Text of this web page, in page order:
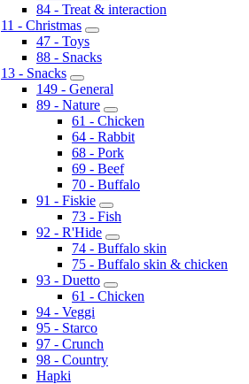
84 - Treat & interaction
11 - Christmas
47 - Toys
88 - Snacks
13 - Snacks
149 - General
89 - Nature
61 - Chicken
64 - Rabbit
68 - Pork
69 - Beef
70 - Buffalo
91 - Fiskie
73 - Fish
92 - R'Hide
74 - Buffalo skin
75 - Buffalo skin & chicken
93 - Duetto
61 - Chicken
94 - Veggi
95 - Starco
97 - Crunch
98 - Country
Hapki